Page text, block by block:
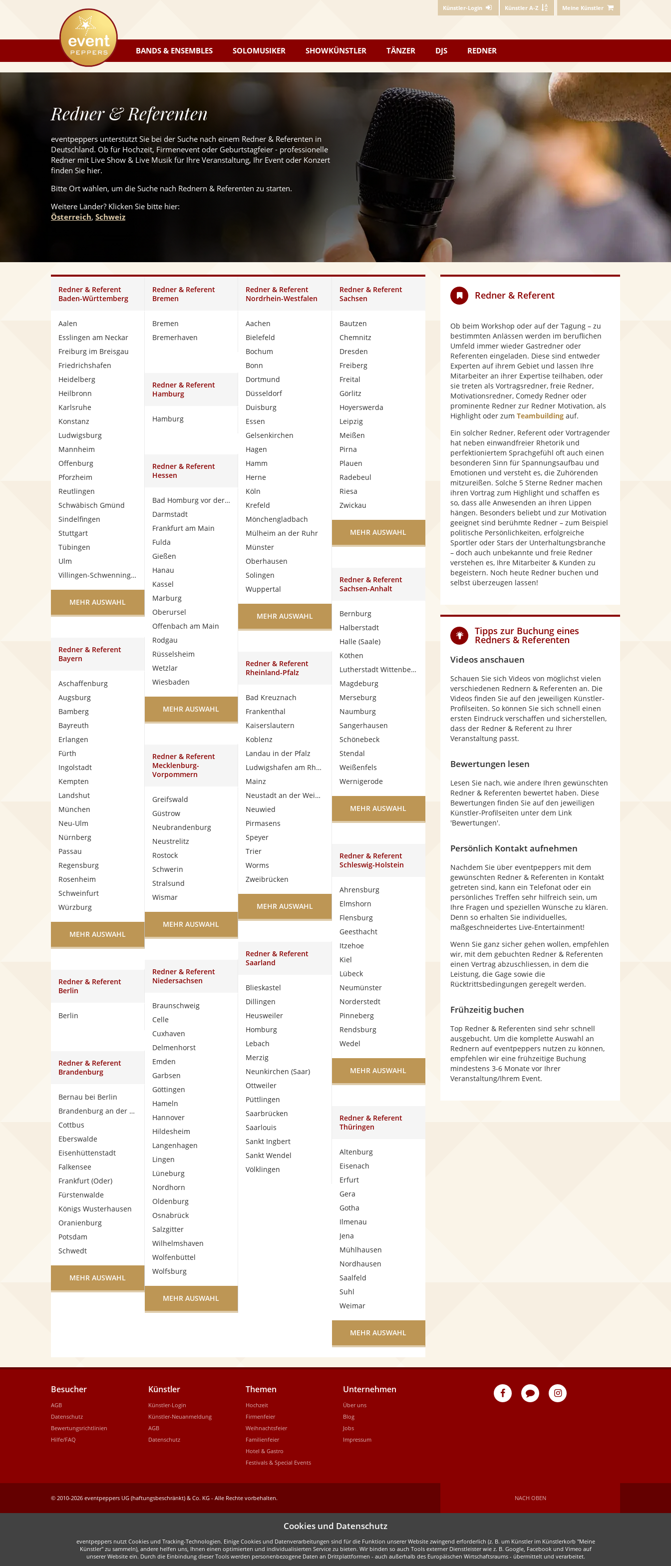
Künstler-Login Künstler A-Z Meine Künstler
eventpeppers
BANDS & ENSEMBLES SOLOMUSIKER SHOWKÜNSTLER TÄNZER DJS REDNER
Redner & Referenten
eventpeppers unterstützt Sie bei der Suche nach einem Redner & Referenten in
Deutschland. Ob für Hochzeit, Firmenevent oder Geburtstagfeier - professionelle
Redner mit Live Show & Live Musik für Ihre Veranstaltung, Ihr Event oder Konzert
finden Sie hier.
Bitte Ort wählen, um die Suche nach Rednern & Referenten zu starten.
Weitere Länder? Klicken Sie bitte hier:
Österreich, Schweiz
Redner & Referent
Baden-Württemberg
Aalen
Esslingen am Neckar
Freiburg im Breisgau
Friedrichshafen
Heidelberg
Heilbronn
Karlsruhe
Konstanz
Ludwigsburg
Mannheim
Offenburg
Pforzheim
Reutlingen
Schwäbisch Gmünd
Sindelfingen
Stuttgart
Tübingen
Ulm
Villingen-Schwenningen
MEHR AUSWAHL
Redner & Referent
Bayern
Aschaffenburg
Augsburg
Bamberg
Bayreuth
Erlangen
Fürth
Ingolstadt
Kempten
Landshut
München
Neu-Ulm
Nürnberg
Passau
Regensburg
Rosenheim
Schweinfurt
Würzburg
MEHR AUSWAHL
Redner & Referent
Berlin
Berlin
Redner & Referent
Brandenburg
Bernau bei Berlin
Brandenburg an der Havel
Cottbus
Eberswalde
Eisenhüttenstadt
Falkensee
Frankfurt (Oder)
Fürstenwalde
Königs Wusterhausen
Oranienburg
Potsdam
Schwedt
MEHR AUSWAHL
Redner & Referent
Bremen
Bremen
Bremerhaven
Redner & Referent
Hamburg
Hamburg
Redner & Referent
Hessen
Bad Homburg vor der Höhe
Darmstadt
Frankfurt am Main
Fulda
Gießen
Hanau
Kassel
Marburg
Oberursel
Offenbach am Main
Rodgau
Rüsselsheim
Wetzlar
Wiesbaden
MEHR AUSWAHL
Redner & Referent
Mecklenburg-
Vorpommern
Greifswald
Güstrow
Neubrandenburg
Neustrelitz
Rostock
Schwerin
Stralsund
Wismar
MEHR AUSWAHL
Redner & Referent
Niedersachsen
Braunschweig
Celle
Cuxhaven
Delmenhorst
Emden
Garbsen
Göttingen
Hameln
Hannover
Hildesheim
Langenhagen
Lingen
Lüneburg
Nordhorn
Oldenburg
Osnabrück
Salzgitter
Wilhelmshaven
Wolfenbüttel
Wolfsburg
MEHR AUSWAHL
Redner & Referent
Nordrhein-Westfalen
Aachen
Bielefeld
Bochum
Bonn
Dortmund
Düsseldorf
Duisburg
Essen
Gelsenkirchen
Hagen
Hamm
Herne
Köln
Krefeld
Mönchengladbach
Mülheim an der Ruhr
Münster
Oberhausen
Solingen
Wuppertal
MEHR AUSWAHL
Redner & Referent
Rheinland-Pfalz
Bad Kreuznach
Frankenthal
Kaiserslautern
Koblenz
Landau in der Pfalz
Ludwigshafen am Rhein
Mainz
Neustadt an der Weinstraße
Neuwied
Pirmasens
Speyer
Trier
Worms
Zweibrücken
MEHR AUSWAHL
Redner & Referent
Saarland
Blieskastel
Dillingen
Heusweiler
Homburg
Lebach
Merzig
Neunkirchen (Saar)
Ottweiler
Püttlingen
Saarbrücken
Saarlouis
Sankt Ingbert
Sankt Wendel
Völklingen
Redner & Referent
Sachsen
Bautzen
Chemnitz
Dresden
Freiberg
Freital
Görlitz
Hoyerswerda
Leipzig
Meißen
Pirna
Plauen
Radebeul
Riesa
Zwickau
MEHR AUSWAHL
Redner & Referent
Sachsen-Anhalt
Bernburg
Halberstadt
Halle (Saale)
Köthen
Lutherstadt Wittenberg
Magdeburg
Merseburg
Naumburg
Sangerhausen
Schönebeck
Stendal
Weißenfels
Wernigerode
MEHR AUSWAHL
Redner & Referent
Schleswig-Holstein
Ahrensburg
Elmshorn
Flensburg
Geesthacht
Itzehoe
Kiel
Lübeck
Neumünster
Norderstedt
Pinneberg
Rendsburg
Wedel
MEHR AUSWAHL
Redner & Referent
Thüringen
Altenburg
Eisenach
Erfurt
Gera
Gotha
Ilmenau
Jena
Mühlhausen
Nordhausen
Saalfeld
Suhl
Weimar
MEHR AUSWAHL
Redner & Referent
Ob beim Workshop oder auf der Tagung – zu
bestimmten Anlässen werden im beruflichen
Umfeld immer wieder Gastredner oder
Referenten eingeladen. Diese sind entweder
Experten auf ihrem Gebiet und lassen Ihre
Mitarbeiter an ihrer Expertise teilhaben, oder
sie treten als Vortragsredner, freie Redner,
Motivationsredner, Comedy Redner oder
prominente Redner zur Redner Motivation, als
Highlight oder zum Teambuilding auf.
Ein solcher Redner, Referent oder Vortragender
hat neben einwandfreier Rhetorik und
perfektioniertem Sprachgefühl oft auch einen
besonderen Sinn für Spannungsaufbau und
Emotionen und versteht es, die Zuhörenden
mitzureißen. Solche 5 Sterne Redner machen
ihren Vortrag zum Highlight und schaffen es
so, dass alle Anwesenden an ihren Lippen
hängen. Besonders beliebt und zur Motivation
geeignet sind berühmte Redner – zum Beispiel
politische Persönlichkeiten, erfolgreiche
Sportler oder Stars der Unterhaltungsbranche
– doch auch unbekannte und freie Redner
verstehen es, Ihre Mitarbeiter & Kunden zu
begeistern. Noch heute Redner buchen und
selbst überzeugen lassen!
Tipps zur Buchung eines
Redners & Referenten
Videos anschauen
Schauen Sie sich Videos von möglichst vielen
verschiedenen Rednern & Referenten an. Die
Videos finden Sie auf den jeweiligen Künstler-
Profilseiten. So können Sie sich schnell einen
ersten Eindruck verschaffen und sicherstellen,
dass der Redner & Referent zu Ihrer
Veranstaltung passt.
Bewertungen lesen
Lesen Sie nach, wie andere Ihren gewünschten
Redner & Referenten bewertet haben. Diese
Bewertungen finden Sie auf den jeweiligen
Künstler-Profilseiten unter dem Link
'Bewertungen'.
Persönlich Kontakt aufnehmen
Nachdem Sie über eventpeppers mit dem
gewünschten Redner & Referenten in Kontakt
getreten sind, kann ein Telefonat oder ein
persönliches Treffen sehr hilfreich sein, um
Ihre Fragen und speziellen Wünsche zu klären.
Denn so erhalten Sie individuelles,
maßgeschneidertes Live-Entertainment!
Wenn Sie ganz sicher gehen wollen, empfehlen
wir, mit dem gebuchten Redner & Referenten
einen Vertrag abzuschliessen, in dem die
Leistung, die Gage sowie die
Rücktrittsbedingungen geregelt werden.
Frühzeitig buchen
Top Redner & Referenten sind sehr schnell
ausgebucht. Um die komplette Auswahl an
Rednern auf eventpeppers nutzen zu können,
empfehlen wir eine frühzeitige Buchung
mindestens 3-6 Monate vor Ihrer
Veranstaltung/Ihrem Event.
eventpeppersBlog
eventpeppers
Besucher
AGB
Datenschutz
Bewertungsrichtlinien
Hilfe/FAQ
Künstler
Künstler-Login
Künstler-Neuanmeldung
AGB
Datenschutz
Themen
Hochzeit
Firmenfeier
Weihnachtsfeier
Familienfeier
Hotel & Gastro
Festivals & Special Events
Unternehmen
Über uns
Blog
Jobs
Impressum
NACH OBEN
© 2010-2026 eventpeppers UG (haftungsbeschränkt) & Co. KG - Alle Rechte vorbehalten.
Cookies und Datenschutz
eventpeppers nutzt Cookies und Tracking-Technologien. Einige Cookies und Datenverarbeitungen sind für die Funktion unserer Website zwingend erforderlich (z. B. um Künstler im Künstlerkorb "Meine
Künstler" zu sammeln), andere helfen uns, Ihnen einen optimierten und individualisierten Service zu bieten. Wir binden so auch Tools externer Dienstleister wie z. B. Google, Facebook und Vimeo auf
unserer Website ein. Durch die Einbindung dieser Tools werden personenbezogene Daten an Drittplattformen - auch außerhalb des Europäischen Wirtschaftsraums - übermittelt und verarbeitet.